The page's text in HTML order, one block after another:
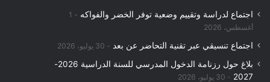
اجتماع لدراسة وتقييم وضعية توفر الخضر والفواكه
1
أغسطس، 2026
اجتماع تنسيقي عبر تقنية التحاضر عن بعد 30 يوليو، 2026
بلاغ حول رزنامة الدخول المدرسي للسنة الدراسية 2026-
2027
30 يوليو، 2026